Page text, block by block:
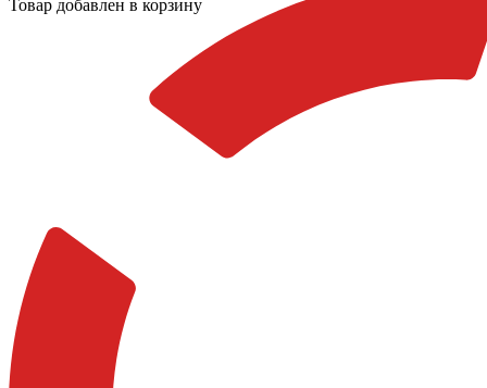
Товар добавлен в корзину